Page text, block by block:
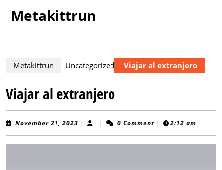
Metakittrun
Metakittrun Uncategorized Viajar al extranjero
Viajar al extranjero
November 21, 2023 November
| | 0 Comment | 2:12 am